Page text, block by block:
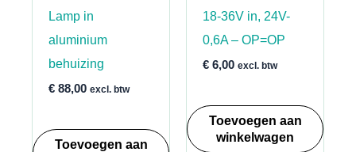
Lamp in
aluminium
behuizing
€88,00 excl. btw
Toevoegen aan
18-36V in, 24V-
0,6A – OP=OP
€6,00 excl. btw
Toevoegen aan
winkelwagen